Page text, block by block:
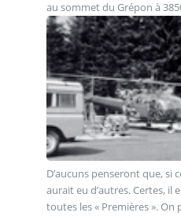
au sommet du Grépon à
D’aucuns penseront que, si
aurait eu d’autres. Certes, il
toutes les « Premières ».